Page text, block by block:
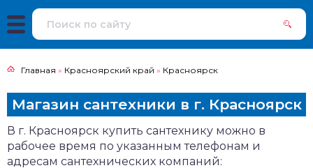
Главная » Красноярский край » Красноярск
Магазин сантехники в г. Красноярск
В г. Красноярск купить сантехнику можно в
рабочее время по указанным телефонам и
адресам сантехнических компаний: